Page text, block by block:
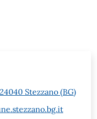
Stezzano (BG)